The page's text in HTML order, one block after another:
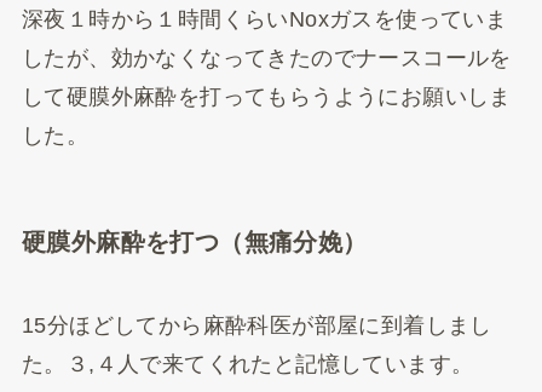
深夜１時から１時間くらいNoxガスを使っていま
したが、効かなくなってきたのでナースコールを
して硬膜外麻酔を打ってもらうようにお願いしま
した。
硬膜外麻酔を打つ（無痛分娩）
15分ほどしてから麻酔科医が部屋に到着しまし
た。３,４人で来てくれたと記憶しています。